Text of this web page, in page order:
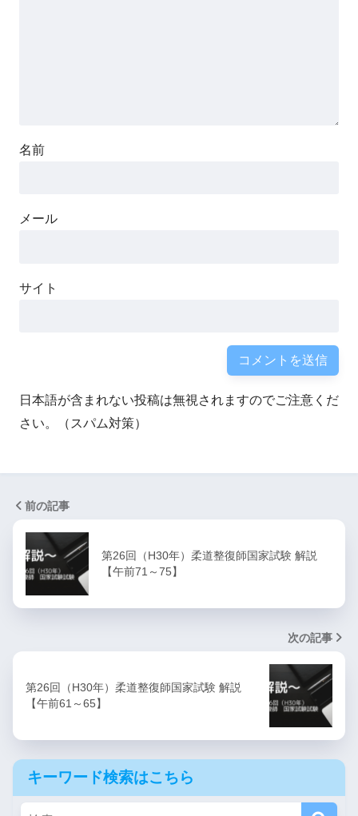
名前
メール
サイト
日本語が含まれない投稿は無視されますのでご注意くだ
さい。（スパム対策）
前の記事
第26回（H30年）柔道整復師国家試験 解説
【午前71～75】
次の記事
第26回（H30年）柔道整復師国家試験 解説
【午前61～65】
キーワード検索はこちら